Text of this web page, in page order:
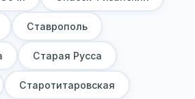
Ставрополь
Старая Русса
Старотитаровская